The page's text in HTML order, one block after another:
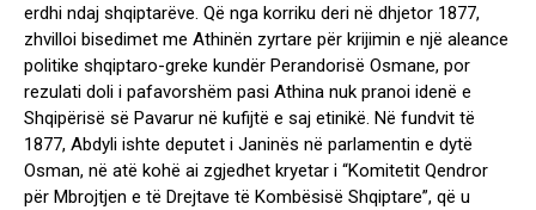
erdhi ndaj shqiptarëve. Që nga korriku deri në dhjetor 1877,
zhvilloi bisedimet me Athinën zyrtare për krijimin e një aleance
politike shqiptaro-greke kundër Perandorisë Osmane, por
rezulati doli i pafavorshëm pasi Athina nuk pranoi idenë e
Shqipërisë së Pavarur në kufijtë e saj etinikë. Në fundvit të
1877, Abdyli ishte deputet i Janinës në parlamentin e dytë
Osman, në atë kohë ai zgjedhet kryetar i “Komitetit Qendror
për Mbrojtjen e të Drejtave të Kombësisë Shqiptare”, që u